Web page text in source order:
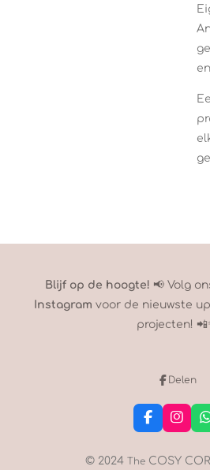
Blijf op de hoogte! 📢 Volg
Instagram voor de nieuwste
projecten!
Delen
F
a
e
I
n
t
t
© 2024 The COSY